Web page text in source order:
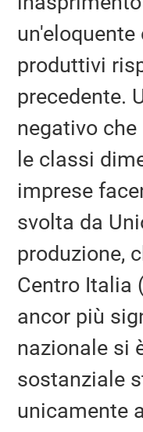
produttivi
precedente.
negativo
le classi
imprese
svolta da
produzione,
Centro Italia
ancor più
nazionale si
sostanziale
unicamente